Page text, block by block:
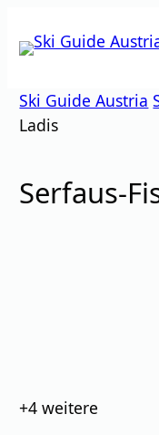
Inhalt
Ski Guide Austria
Ladis
Serfaus-
+4 weitere